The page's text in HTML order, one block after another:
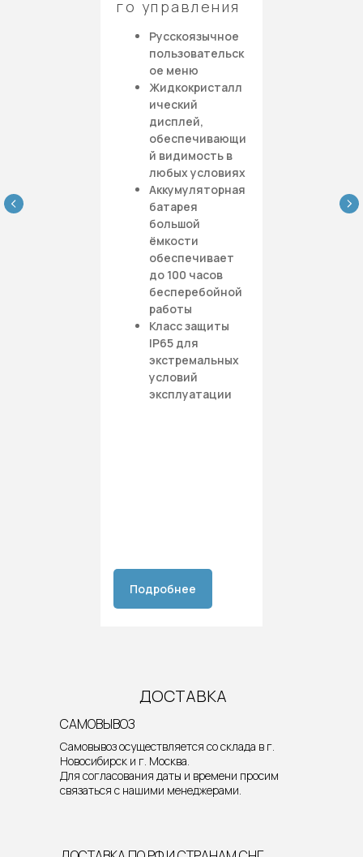
го управления
Русскоязычное
пользовательск
ое меню
Жидкокристалл
ический
дисплей,
обеспечивающи
й видимость в
любых условиях
Аккумуляторная
батарея
большой
ёмкости
обеспечивает
до 100 часов
бесперебойной
работы
Класс защиты
IP65 для
экстремальных
условий
эксплуатации
Подробнее
Самовывоз осуществляется со склада в г.
Новосибирск и г. Москва.
Для согласования даты и времени просим
связаться с нашими менеджерами.
САМОВЫВОЗ
ДОСТАВКА